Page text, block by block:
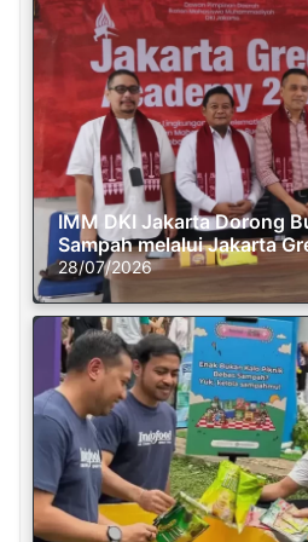
IMM DKI Jakarta Dorong
Sampah melalui Jakarta
28/07/2026